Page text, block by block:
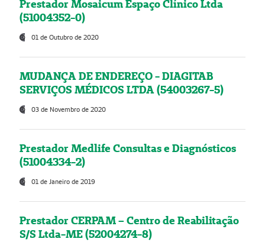
Prestador Mosaicum Espaço Clínico Ltda
(51004352-0)
01 de Outubro de 2020
MUDANÇA DE ENDEREÇO - DIAGITAB
SERVIÇOS MÉDICOS LTDA (54003267-5)
03 de Novembro de 2020
Prestador Medlife Consultas e Diagnósticos
(51004334-2)
01 de Janeiro de 2019
Prestador CERPAM – Centro de Reabilitação
S/S Ltda-ME (52004274-8)